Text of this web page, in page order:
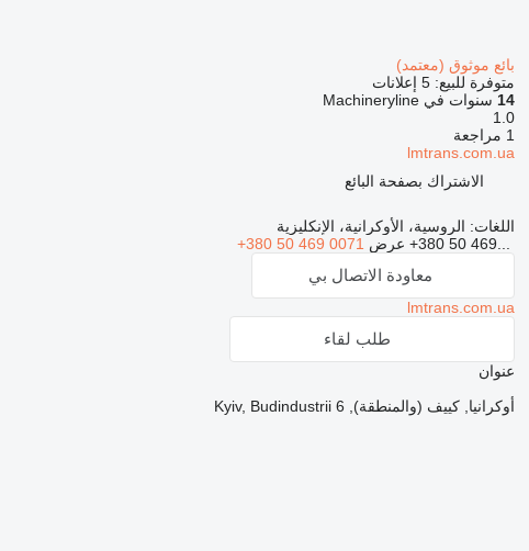
بائع موثوق (معتمد)
متوفرة للبيع: 5 إعلانات
14 سنوات في Machineryline
1.0
1 مراجعة
lmtrans.com.ua
الاشتراك بصفحة البائع
اللغات: الروسية، الأوكرانية، الإنكليزية
+380 50 469... عرض +380 50 469 0071
معاودة الاتصال بي
lmtrans.com.ua
طلب لقاء
عنوان
أوكرانيا, كييف (والمنطقة), Kyiv, Budindustrii 6